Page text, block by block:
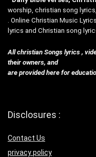
worship, christian song
. Online Christian Music
lyrics and Christian song
All christian Songs lyrics ,
their owners, and
are provided here for
Disclosures :
Contact Us
privacy policy